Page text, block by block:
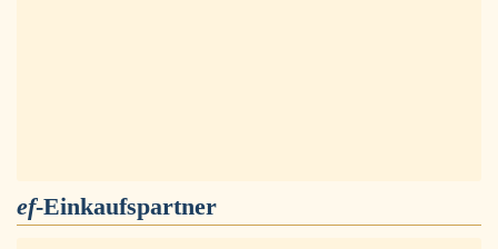
ef-Einkaufspartner